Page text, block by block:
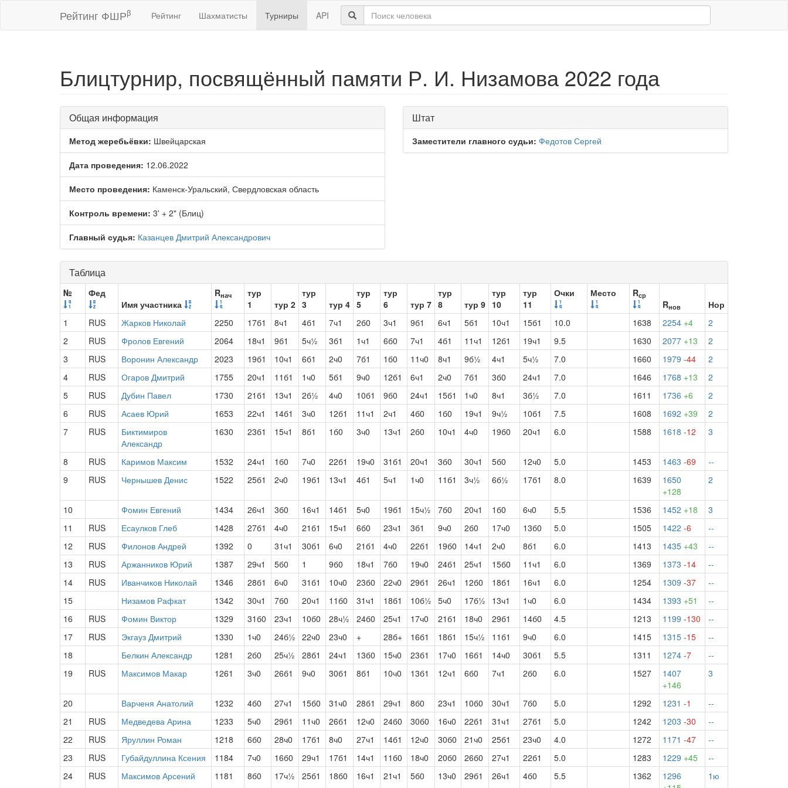
Рейтинг ФШРβ Рейтинг Шахматисты Турниры API
Блицтурнир, посвящённый памяти Р. И. Низамова 2022 года
Общая информация
Метод жеребьёвки: Швейцарская
Дата проведения: 12.06.2022
Место проведения: Каменск-Уральский, Свердловская область
Контроль времени: 3' + 2" (Блиц)
Главный судья: Казанцев Дмитрий Александрович
Штат
Заместители главного судьи: Федотов Сергей
Таблица
№
Фед
Имя участника
Rнач
тур
1
тур 2
тур
3
тур 4
тур
5
тур
6
тур 7
тур
8
тур 9
тур
10
тур
11
Очки Место Rср
Rнов
Нор
1
RUS Жарков Николай 2250 17б1 8ч1 4б1 7ч1 2б0 3ч1 9б1 6ч1 5б1 10ч1 15б1 10.0 1638 2254 +4
2
2
RUS Фролов Евгений 2064 18ч1 9б1 5ч½ 3б1 1ч1 6б0 7ч1 4б1 11ч1 12б1 19ч1 9.5 1630 2077 +13
2
3
RUS Воронин Александр 2023 19б1 10ч1 6б1 2ч0 7б1 1б0 11ч0 8ч1 9б½ 4ч1 5ч½ 7.0 1660 1979 -44
2
4
RUS Огаров Дмитрий 1755 20ч1 11б1 1ч0 5б1 9ч0 12б1 6ч1 2ч0 7б1 3б0 24ч1 7.0 1646 1768 +13
2
5
RUS Дубин Павел 1730 21б1 13ч1 2б½ 4ч0 10б1 9б0 24ч1 15б1 1ч0 8ч1 3б½ 7.0 1611 1736 +6
2
6
RUS Асаев Юрий 1653 22ч1 14б1 3ч0 12б1 11ч1 2ч1 4б0 1б0 19ч1 9ч½ 10б1 7.5 1608 1692 +39
2
7
RUS
Биктимиров
Александр
1630 23б1 15ч1 8б1 1б0 3ч0 13ч1 2б0 10ч1 4ч0 19б0 20ч1 6.0 1588 1618 -12 3
8 RUS Каримов Максим 1532 24ч1 1б0 7ч0 22б1 19ч0 31б1 20ч1 3б0 30ч1 5б0 12ч0 5.0 1453 1463 -69
--
9
RUS Чернышев Денис 1522 25б1 2ч0 19б1 13ч1 4б1 5ч1 1ч0 11б1 3ч½ 6б½ 17б1 8.0 1639
1650
+128
2
10 Фомин Евгений 1434 26ч1 3б0 16ч1 14б1 5ч0 19б1 15ч½ 7б0 20ч1 1б0 6ч0 5.5 1536 1452 +18
3
11
RUS Есаулков Глеб 1428 27б1 4ч0 21б1 15ч1 6б0 23ч1 3б1 9ч0 2б0 17ч0 13б0 5.0 1505 1422 -6
--
12
RUS Филонов Андрей 1392 0 31ч1 30б1 6ч0 21б1 4ч0 22б1 19б0 14ч1 2ч0 8б1 6.0 1413 1435 +43
--
13
RUS Аржанников Юрий 1387 29ч1 5б0 1 9б0 18ч1 7б0 19ч0 24б1 25ч1 15б0 11ч1 6.0 1369 1373 -14
--
14
RUS Иванчиков Николай 1346 28б1 6ч0 31б1 10ч0 23б0 22ч0 29б1 26ч1 12б0 18б1 16ч1 6.0 1254 1309 -37
--
15
Низамов Рафкат 1342 30ч1 7б0 20ч1 11б0 31ч1 18б1 10б½ 5ч0 17б½ 13ч1 1ч0 6.0 1434 1393 +51
--
16
RUS Фомин Виктор 1329 31б0 23ч1 10б0 28ч½ 24б0 25ч1 17ч0 21б1 18ч0 29б1 14б0 4.5 1213 1199 -130
--
17
RUS Экгауз Дмитрий 1330 1ч0 24б½ 22ч0 23ч0 + 28б+ 16б1 18б1 15ч½ 11б1 9ч0 6.0 1415 1315 -15
--
18
Белкин Александр 1281 2б0 25ч½ 28б1 24ч1 13б0 15ч0 23б1 17ч0 16б1 14ч0 30б1 5.5 1311 1274 -7
--
19
RUS Максимов Макар 1261 3ч0 26б1 9ч0 30б1 8б1 10ч0 13б1 12ч1 6б0 7ч1 2б0 6.0 1527
1407
+146
3
20 Варченя Анатолий 1232 4б0 27ч1 15б0 31ч0 28б1 29ч1 8б0 23ч1 10б0 30ч1 7б0 5.0 1292 1231 -1
--
21
RUS Медведева Арина 1233 5ч0 29б1 11ч0 26б1 12ч0 24б0 30б0 16ч0 22б1 31ч1 27б1 5.0 1242 1203 -30
--
22
RUS Яруллин Роман 1218 6б0 28ч0 17б1 8ч0 27ч1 14б1 12ч0 30б0 21ч0 25б1 23ч0 4.0 1272 1171 -47
--
23
RUS Губайдуллина Ксения 1184 7ч0 16б0 29ч1 17б1 14ч1 11б0 18ч0 20б0 26б0 27ч1 22б1 5.0 1283 1229 +45
--
24
RUS Максимов Арсений 1181 8б0 17ч½ 25б1 18б0 16ч1 21ч1 5б0 13ч0 29б1 26ч1 4б0 5.5 1362
1296
1ю